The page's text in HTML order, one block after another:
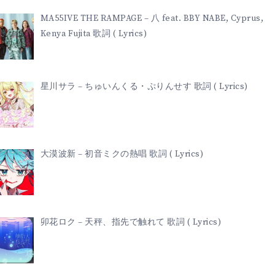
MA55IVE THE RAMPAGE – 八 feat. BBY NABE, Cyprus,
Kenya Fujita 歌詞 ( Lyrics)
星川サラ – ちゅいんくる・ぷりんせす 歌詞 ( Lyrics)
大漠波新 – 初音ミクの熱唱 歌詞 ( Lyrics)
卯花ロク – 天秤、指先で触れて 歌詞 ( Lyrics)